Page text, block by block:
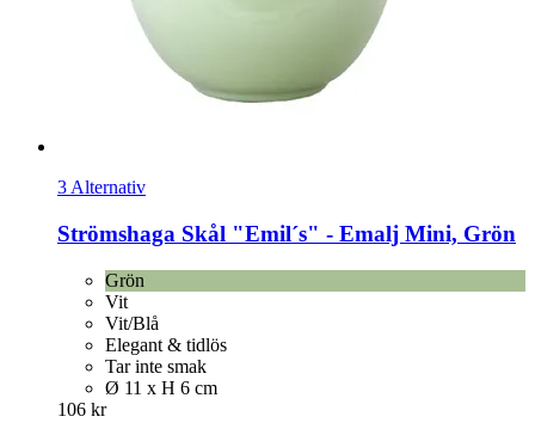
3 Alternativ
Strömshaga Skål "Emil´s" -​ Emalj Mini, Grön
Grön
Vit
Vit/Blå
Elegant & tidlös
Tar inte smak
Ø 11 x H 6 cm
106 kr